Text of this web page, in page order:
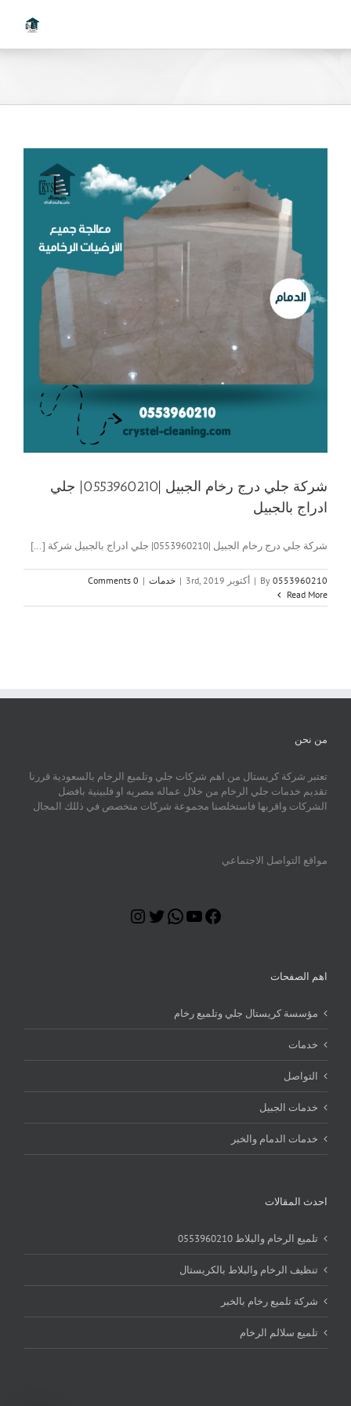
شركة جلي درج رخام الجبيل |0553960210| جلي
ادراج بالجبيل
شركة جلي درج رخام الجبيل |0553960210| جلي ادراج بالجبيل شركة [...]
By 0553960210
| أكتوبر 3rd, 2019 | خدمات |
0 Comments
Read More
من نحن
تعتبر شركة كريستال من اهم شركات جلي وتلميع الرخام بالسعودية قررنا
تقديم خدمات جلي الرخام من خلال عماله مصريه او فلبينية بافضل
الشركات واقربها فاستخلصنا مجموعة شركات متخصص في ذللك المجال
مواقع التواصل الاجتماعي
Facebook
YouTube
WhatsApp
Twitter
اهم الصفحات
مؤسسة كريستال جلي وتلميع رخام
خدمات
التواصل
خدمات الجبيل
خدمات الدمام والخبر
احدث المقالات
تلميع الرخام والبلاط 0553960210
تنظيف الرخام والبلاط بالكريستال
شركة تلميع رخام بالخبر
تلميع سلالم الرخام